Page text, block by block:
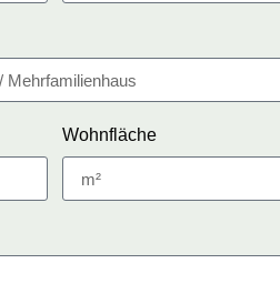
Wohnfläche